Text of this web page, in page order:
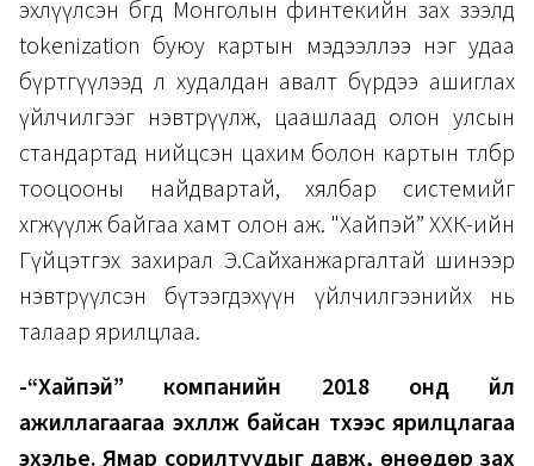
эхлүүлсэн бөгөөд Монголын финтекийн зах зээлд
tokenization буюу картын мэдээллээ нэг удаа
бүртгүүлээд л худалдан авалт бүрдээ ашиглах
үйлчилгээг нэвтрүүлж, цаашлаад олон улсын
стандартад нийцсэн цахим болон картын төлбөр
тооцооны найдвартай, хялбар системийг
хөгжүүлж байгаа хамт олон аж. "Хайпэй” ХХК-ийн
Гүйцэтгэх захирал Э.Сайханжаргалтай шинээр
нэвтрүүлсэн бүтээгдэхүүн үйлчилгээнийх нь
талаар ярилцлаа.
-“Хайпэй” компанийн 2018 онд үйл
ажиллагаагаа эхлүүлж байсан түүхээс ярилцлагаа
эхэлье. Ямар сорилтуудыг давж, өнөөдөр зах